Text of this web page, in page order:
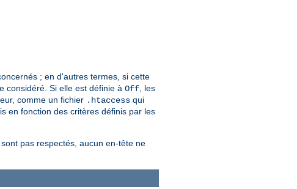
; en d'autres termes, si cette
considéré. Si elle est définie à Off, les
comme un fichier .htaccess qui
en fonction des critères définis par les
pas respectés, aucun en-tête ne